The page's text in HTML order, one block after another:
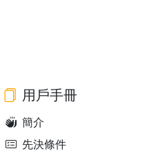
用戶手冊
簡介
先決條件